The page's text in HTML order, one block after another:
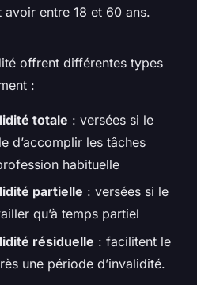
entre 18 et 60 ans.
offrent différentes types
:
totale : versées si le
d’accomplir les tâches
habituelle
partielle : versées si le
qu’à temps partiel
résiduelle : facilitent le
une période d’invalidité.